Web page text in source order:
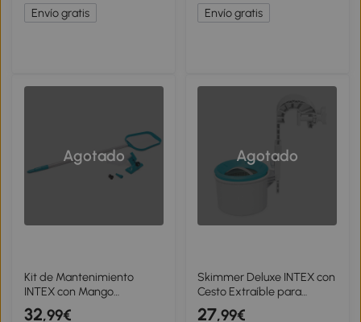
Envío gratis Envío gratis
Agotado
Kit de Mantenimiento
INTEX con Mango
Telescópico de Aluminio,
32,99€
Agotado
Skimmer Deluxe INTEX con
Cesto Extraíble para
Depuradoras 3.028 L/h,
27,99€